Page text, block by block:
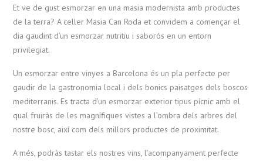
Et ve de gust esmorzar en una masia modernista amb productes
de la terra? A celler Masia Can Roda et convidem a començar el
dia gaudint d’un esmorzar nutritiu i saborós en un entorn
privilegiat.
Un esmorzar entre vinyes a Barcelona és un pla perfecte per
gaudir de la gastronomia local i dels bonics paisatges dels boscos
mediterranis. Es tracta d’un esmorzar exterior tipus pícnic amb el
qual fruiràs de les magnífiques vistes a l’ombra dels arbres del
nostre bosc, així com dels millors productes de proximitat.
A més, podràs tastar els nostres vins, l’acompanyament perfecte